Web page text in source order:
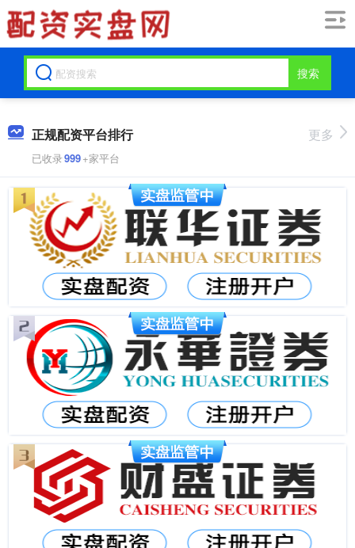
搜索
正规配资平台排行
已收录999+家平台
更多